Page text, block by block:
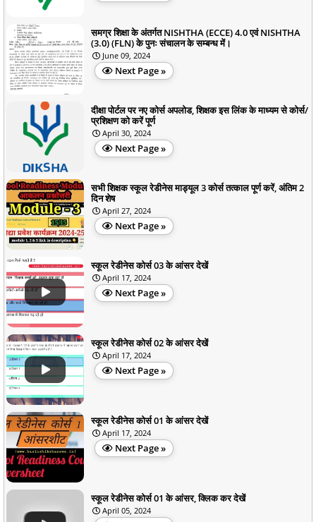
समग्र शिक्षा के अंतर्गत NISHTHA (ECCE) 4.0 एवं NISHTHA
(3.0) (FLN) के पुनः संचालन के सम्बन्ध में।
June 09, 2024
Next Page »
दीक्षा पोर्टल पर नए कोर्स अपलोड, शिक्षक इस लिंक के माध्यम से कोर्स/
प्रशिक्षण को करें पूर्ण
April 30, 2024
Next Page »
सभी शिक्षक स्कूल रेडीनेस माड्यूल 3 कोर्स तत्काल पूर्ण करें, अंतिम 2
दिन शेष
April 27, 2024
Next Page »
स्कूल रेडीनेस कोर्स 03 के आंसर देखें
April 17, 2024
Next Page »
स्कूल रेडीनेस कोर्स 02 के आंसर देखें
April 17, 2024
Next Page »
स्कूल रेडीनेस कोर्स 01 के आंसर देखें
April 17, 2024
Next Page »
स्कूल रेडीनेस कोर्स 01 के आंसर, क्लिक कर देखें
April 05, 2024